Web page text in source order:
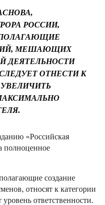
РОССИИ,
МЕШАЮЩИХ
ДЕЯТЕЛЬНОСТИ
ОТНЕСТИ К
«Российская
полноценное
создание
относят к категории
ответственности.